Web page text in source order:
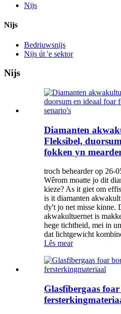
Nijs
Nijs
Bedriuwsnijs
Nijs út 'e sektor
Nijs
Diamanten
Fleksibel,
fokken yn
troch behearder op 26-
Wêrom moatte jo dit
kieze? As it giet om
is it diamanten
dy't jo net misse kinne.
akwakultuernet is
hege tichtheid, mei in
dat lichtgewicht
Lês mear
Glasfibergaas